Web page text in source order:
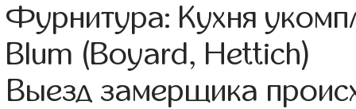
Фурнитура: Кухня
Blum (Boyard, Hettich)
Выезд замерщика